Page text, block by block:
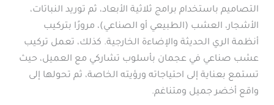
التصاميم باستخدام برامج ثلاثية الأبعاد، ثم توريد النباتات،
الأشجار، العشب (الطبيعي أو الصناعي)، مرورًا بتركيب
أنظمة الري الحديثة والإضاءة الخارجية. كذلك، تعمل تركيب
عشب صناعي في عجمان بأسلوب تشاركي مع العميل، حيث
تستمع بعناية إلى احتياجاته ورؤيته الخاصة، ثم تحولها إلى
واقع أخضر جميل ومتناغم.